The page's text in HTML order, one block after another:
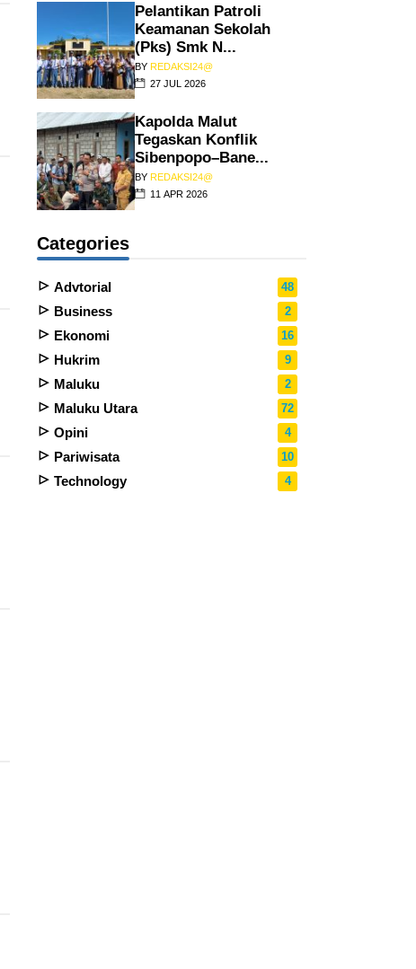
Pelantikan Patroli
Keamanan Sekolah
(Pks) Smk N...
BY REDAKSI24@
27 JUL 2026
Kapolda Malut
Tegaskan Konflik
Sibenpopo–Bane...
BY REDAKSI24@
11 APR 2026
Categories
Advtorial 48
Business 2
Ekonomi 16
Hukrim 9
Maluku 2
Maluku Utara 72
Opini 4
Pariwisata 10
Technology 4